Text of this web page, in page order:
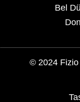
Bel
© 2024 Fizio